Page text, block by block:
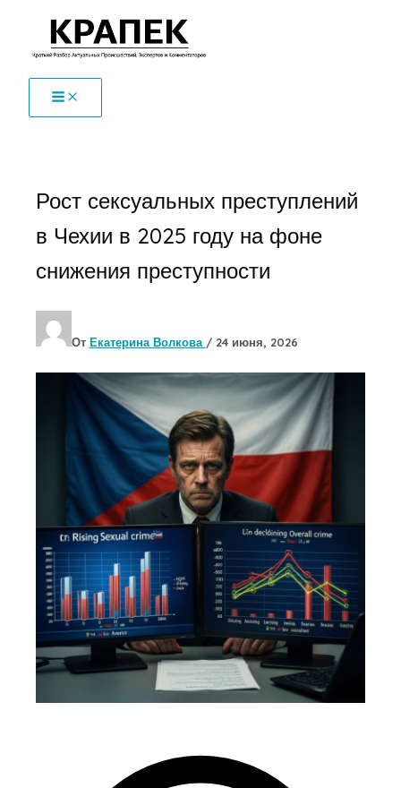
Перейти
содержимому
Рост сексуальных преступлений
в Чехии в 2025 году на фоне
снижения преступности
От Екатерина Волкова / 24 июня, 2026